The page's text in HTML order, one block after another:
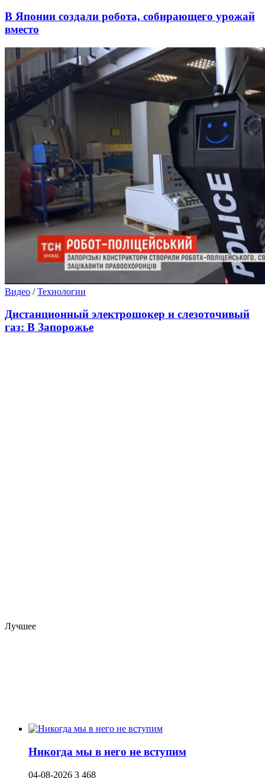
В Японии создали робота, собирающего урожай
вместо
Видео /Технологии
Дистанционный электрошокер и слезоточивый
газ: В Запорожье
Лучшее
Никогда мы в него не вступим
04-08-2026 3 468